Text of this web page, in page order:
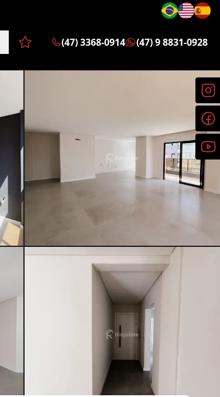
Favoritos (0 itens)
(47) 3368-0914 (47) 9 8831-0928